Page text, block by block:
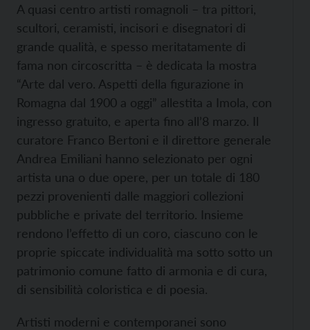
A quasi centro artisti romagnoli – tra pittori,
scultori, ceramisti, incisori e disegnatori di
grande qualità, e spesso meritatamente di
fama non circoscritta – è dedicata la mostra
“Arte dal vero. Aspetti della figurazione in
Romagna dal 1900 a oggi” allestita a Imola, con
ingresso gratuito, e aperta fino all’8 marzo. Il
curatore Franco Bertoni e il direttore generale
Andrea Emiliani hanno selezionato per ogni
artista una o due opere, per un totale di 180
pezzi provenienti dalle maggiori collezioni
pubbliche e private del territorio. Insieme
rendono l’effetto di un coro, ciascuno con le
proprie spiccate individualità ma sotto sotto un
patrimonio comune fatto di armonia e di cura,
di sensibilità coloristica e di poesia.
Artisti moderni e contemporanei sono